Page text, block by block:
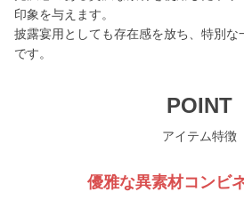
印象を与えます。
披露宴用としても存在感を放ち、特別な
です。
POINT
アイテム特徴
優雅な異素材コンビ